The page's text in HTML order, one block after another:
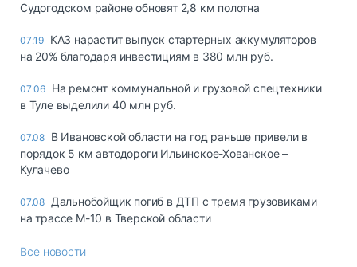
Судогодском районе обновят 2,8 км полотна
07:19 КАЗ нарастит выпуск стартерных аккумуляторов
на 20% благодаря инвестициям в 380 млн руб.
07:06 На ремонт коммунальной и грузовой спецтехники
в Туле выделили 40 млн руб.
07.08 В Ивановской области на год раньше привели в
порядок 5 км автодороги Ильинское-Хованское –
Кулачево
07.08 Дальнобойщик погиб в ДТП с тремя грузовиками
на трассе М-10 в Тверской области
Все новости